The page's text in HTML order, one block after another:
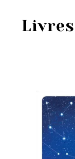
Sources
Personnes